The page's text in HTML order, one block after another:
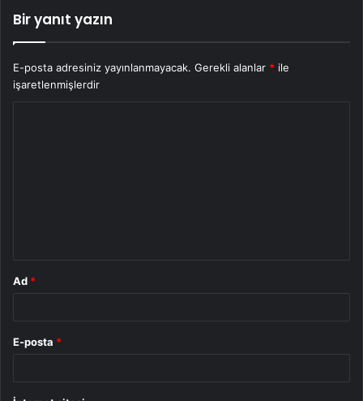
Bir yanıt yazın
E-posta adresiniz yayınlanmayacak. Gerekli alanlar * ile
işaretlenmişlerdir
Ad *
E-posta *